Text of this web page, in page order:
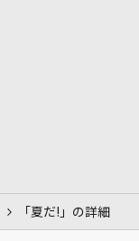
「夏だ!」の詳細